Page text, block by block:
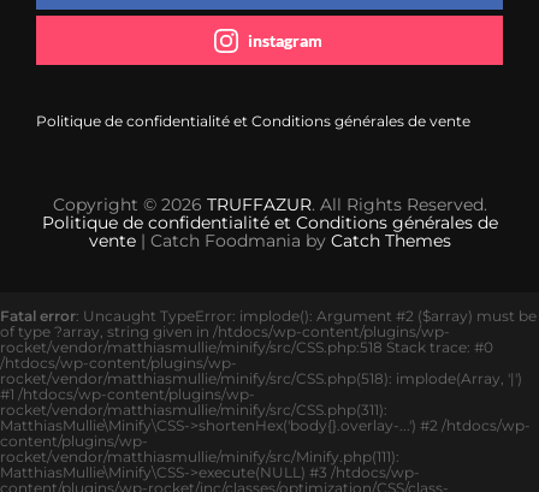
instagram
Politique de confidentialité et Conditions générales de vente
Copyright © 2026 TRUFFAZUR. All Rights Reserved.
Politique de confidentialité et Conditions générales de
vente| Catch Foodmania by Catch Themes
Fatal error: Uncaught TypeError: implode(): Argument #2 ($array) must be
of type ?array, string given in /htdocs/wp-content/plugins/wp-
rocket/vendor/matthiasmullie/minify/src/CSS.php:518 Stack trace: #0
/htdocs/wp-content/plugins/wp-
rocket/vendor/matthiasmullie/minify/src/CSS.php(518): implode(Array, '|')
#1 /htdocs/wp-content/plugins/wp-
rocket/vendor/matthiasmullie/minify/src/CSS.php(311):
MatthiasMullie\Minify\CSS->shortenHex('body{}.overlay-...') #2 /htdocs/wp-
content/plugins/wp-
rocket/vendor/matthiasmullie/minify/src/Minify.php(111):
MatthiasMullie\Minify\CSS->execute(NULL) #3 /htdocs/wp-
content/plugins/wp-rocket/inc/classes/optimization/CSS/class-